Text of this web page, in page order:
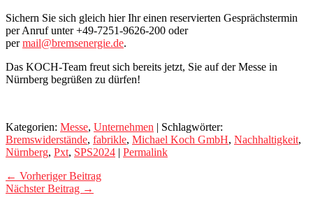
Sichern Sie sich gleich hier Ihr einen reservierten Gesprächstermin
per Anruf unter +49-7251-9626-200 oder
permail@bremsenergie.de.
Das KOCH-Team freut sich bereits jetzt, Sie auf der Messe in
Nürnberg begrüßen zu dürfen!
Kategorien: Messe, Unternehmen | Schlagwörter:
Bremswiderstände, fabrikle, Michael Koch GmbH, Nachhaltigkeit,
Nürnberg, Pxt, SPS2024 | Permalink
← Vorheriger Beitrag
Nächster Beitrag →